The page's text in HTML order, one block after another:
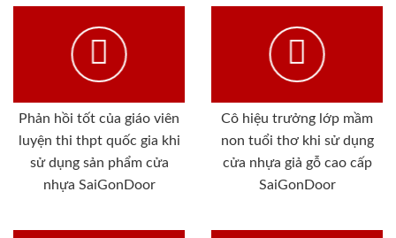
Phản hồi tốt của giáo viên
luyện thi thpt quốc gia khi
sử dụng sản phẩm cửa
nhựa SaiGonDoor
Cô hiệu trưởng lớp mầm
non tuổi thơ khi sử dụng
cửa nhựa giả gỗ cao cấp
SaiGonDoor